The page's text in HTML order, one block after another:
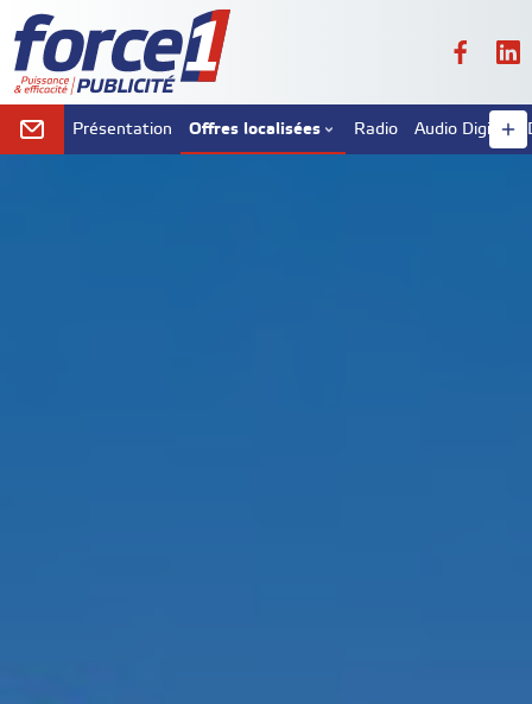
Présentation Offres localisées Radio Audio Digital